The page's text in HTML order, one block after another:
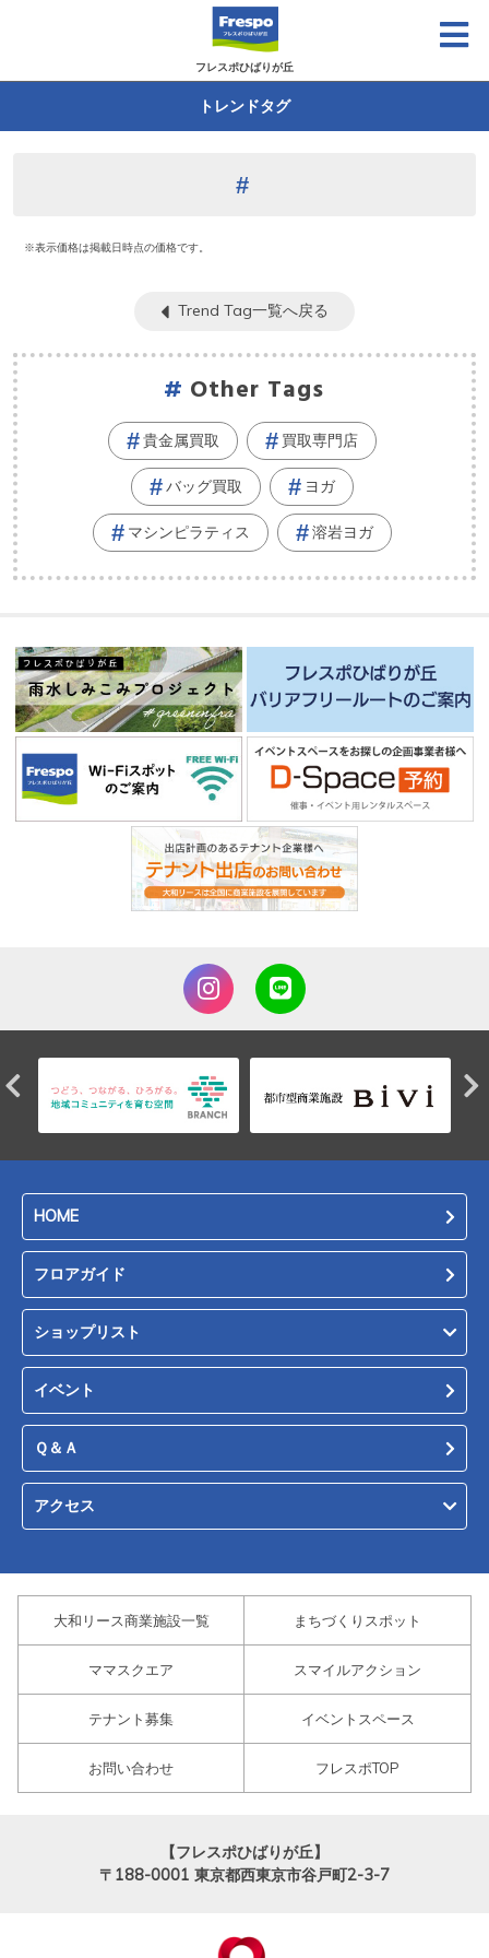
フレスポひばりが丘
トレンドタグ
※表示価格は掲載日時点の価格です。
Trend Tag一覧へ戻る
Other Tags
貴金属買取 買取専門店
バッグ買取 ヨガ
マシンピラティス 溶岩ヨガ
HOME
フロアガイド
ショップリスト
イベント
Ｑ＆Ａ
アクセス
大和リース商業施設一覧 まちづくりスポット
ママスクエア スマイルアクション
テナント募集 イベントスペース
お問い合わせ フレスポTOP
【フレスポひばりが丘】
〒188-0001 東京都西東京市谷戸町2-3-7